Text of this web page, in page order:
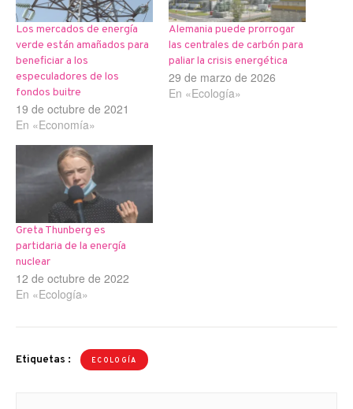
Los mercados de energía
verde están amañados para
beneficiar a los
especuladores de los
fondos buitre
19 de octubre de 2021
En «Economía»
Alemania puede prorrogar
las centrales de carbón para
paliar la crisis energética
29 de marzo de 2026
En «Ecología»
Greta Thunberg es
partidaria de la energía
nuclear
12 de octubre de 2022
En «Ecología»
Etiquetas : ECOLOGÍA